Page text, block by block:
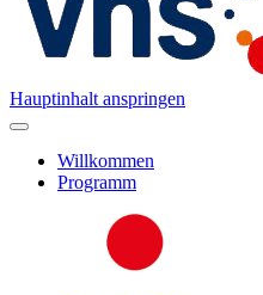
Hauptinhalt anspringen
Willkommen
Programm